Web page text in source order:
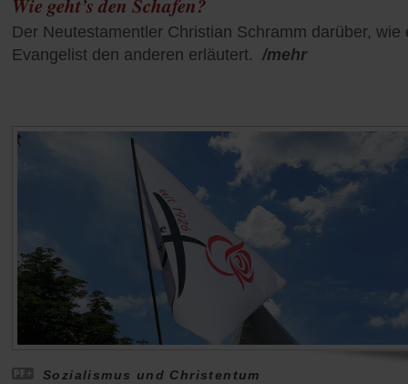
Wie geht’s den Schafen?
Der Neutestamentler Christian Schramm darüber, wie
Evangelist den anderen erläutert. /mehr
Sozialismus und Christentum